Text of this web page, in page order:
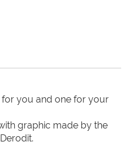
for you and one for your
graphic made by the